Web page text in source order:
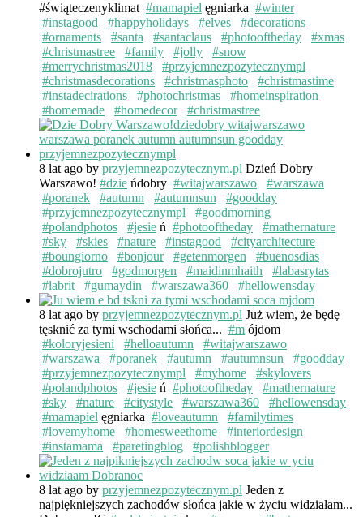
#świąteczenyklimat #mamapiel ęgniarka #winter
#instagood
#happyholidays #elves
#decorations
#ornaments
#santa #santaclaus #photooftheday
#xmas
#christmastree
#family #jolly
#snow
#merrychristmas2018
#przyjemnezpozytecznympl
#christmasdecorations
#christmasphoto
#christmastime
#instadecirations
#photochristmas
#homeinspiration
#homemade
#homedecor #christmastree
8 lat ago by przyjemnezpozytecznym.pl Dzień Dobry
Warszawo! #dzie ńdobry #witajwarszawo
#warszawa
#poranek
#autumn #autumnsun
#goodday
#przyjemnezpozytecznympl
#goodmorning
#polandphotos
#jesie ń #photooftheday
#mathernature
#sky
#skies #nature #instagood
#cityarchitecture
#boungiorno
#bonjour #getenmorgen
#buenosdias
#dobrojutro
#godmorgen #maidinmhaith
#labasrytas
#labrit
#gumaydin #warszawa360 #hellowensday
8 lat ago by przyjemnezpozytecznym.pl Już wiem, że będę
tęsknić za tymi wschodami słońca... #m ójdom
#koloryjesieni
#helloautumn
#witajwarszawo
#warszawa
#poranek #autumn #autumnsun
#goodday
#przyjemnezpozytecznympl
#myhome
#skylovers
#polandphotos
#jesie ń #photooftheday
#mathernature
#sky
#nature #citystyle #warszawa360
#hellowensday
#mamapiel ęgniarka #loveautumn
#familytimes
#lovemyhome
#homesweethome
#interiordesign
#instamama
#paretingblog #polishblogger
8 lat ago by przyjemnezpozytecznym.pl Jeden z
najpiękniejszych zachodów słońca jakie w życiu widziałam...